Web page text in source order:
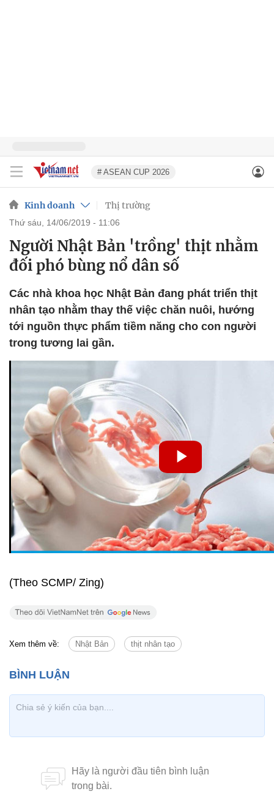
# ASEAN CUP 2026
Kinh doanh Thị trường
thứ sáu, 14/06/2019 - 11:06
Người Nhật Bản 'trồng' thịt nhằm
đối phó bùng nổ dân số
Các nhà khoa học Nhật Bản đang phát triển thịt
nhân tạo nhằm thay thế việc chăn nuôi, hướng
tới nguồn thực phẩm tiềm năng cho con người
trong tương lai gần.
(Theo SCMP/ Zing)
Xem thêm về: Nhật Bản thịt nhân tạo